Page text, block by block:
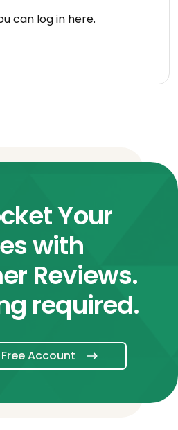
can log in here.
Your
with
Reviews.
required.
Account